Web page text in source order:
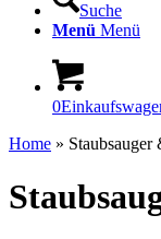
Suche
Menü Menü
0
Home » Staubsauger